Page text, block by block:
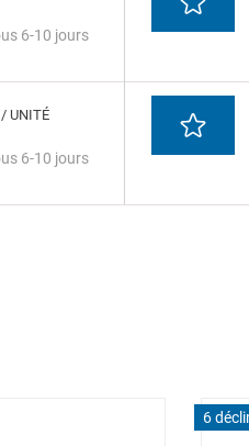
6-10 jours
UNITÉ
6-10 jours
6